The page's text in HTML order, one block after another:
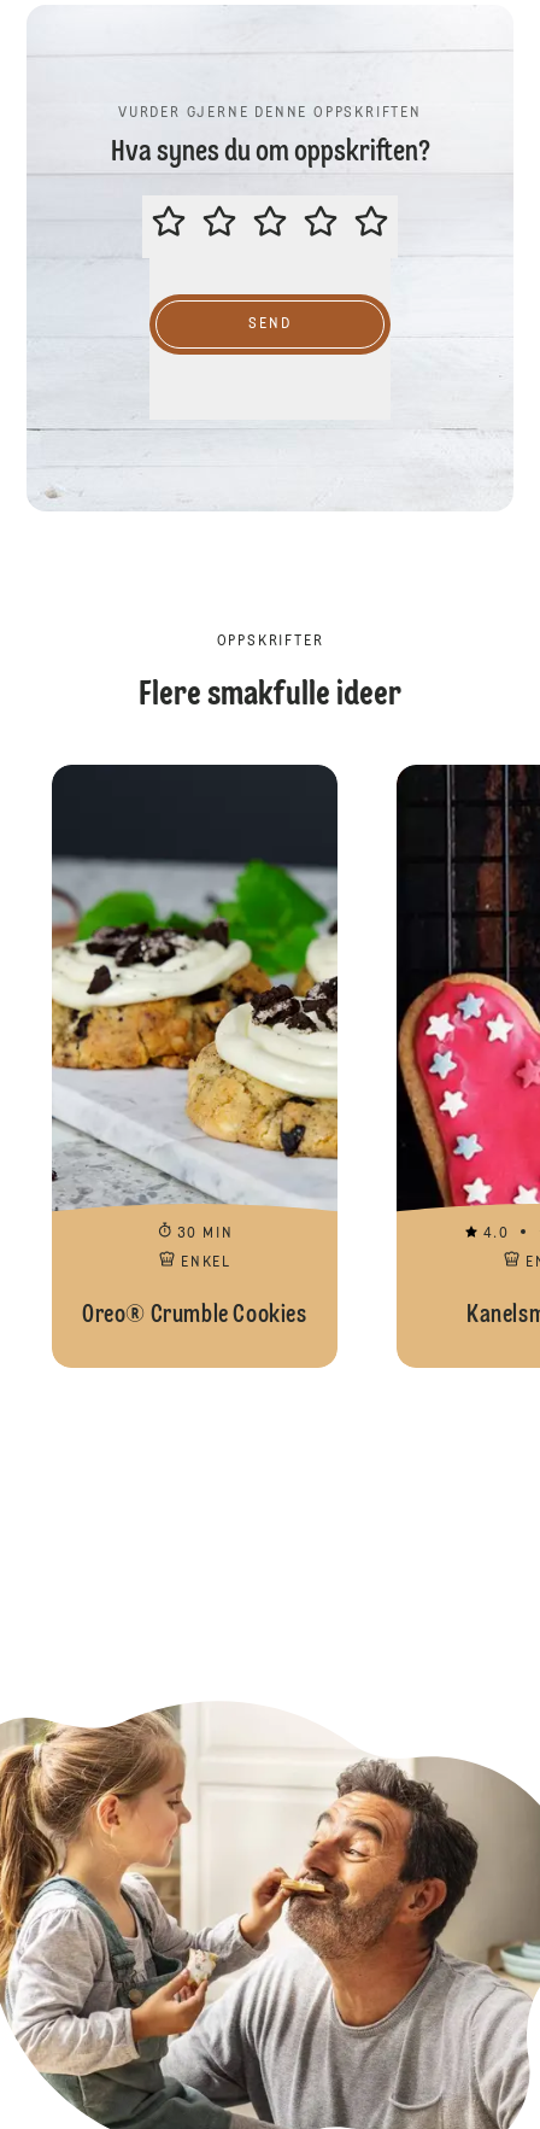
VURDER GJERNE DENNE OPPSKRIFTEN
Hva synes du om oppskriften?
VURDER GJERNE DENNE
SEND
OPPSKRIFTER
Flere smakfulle ideer
30 MIN
ENKEL
Oreo® Crumble Cookies
4.0